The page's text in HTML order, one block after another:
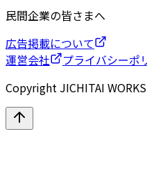
民間企業の皆さまへ
広告掲載について
運営会社
プライバシーポ
Copyright JICHITAI